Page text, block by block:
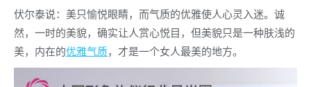
伏尔泰说：美只愉悦眼睛，而气质的优雅使人心灵入迷。诚
然，一时的美貌，确实让人赏心悦目，但美貌只是一种肤浅的
美，内在的优雅气质，才是一个女人最美的地方。